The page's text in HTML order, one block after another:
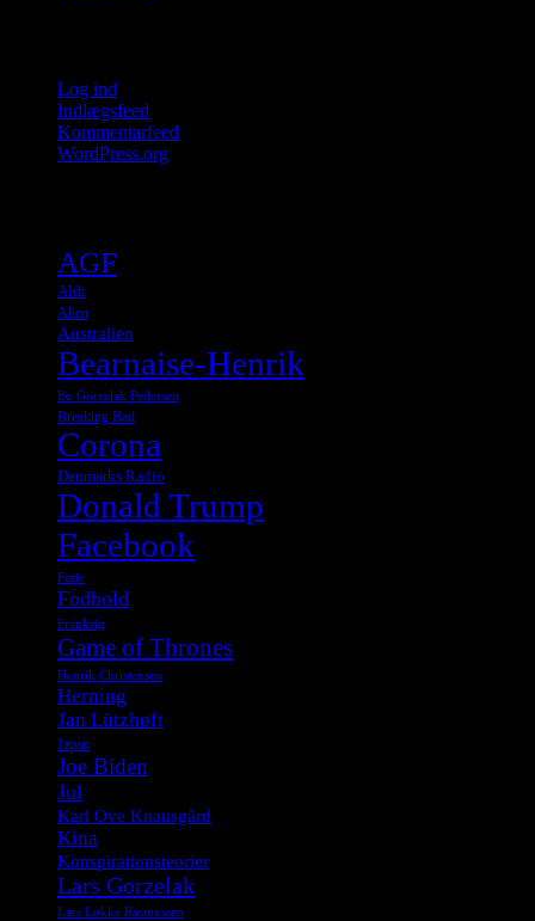
Log ind
Indlægsfeed
Kommentarfeed
WordPress.org
AGF
Aldi
Alien
Australien
Bearnaise-Henrik
Bo Gorzelak Pedersen
Breaking Bad
Corona
Danmarks Radio
Donald Trump
Facebook
Ferie
Fodbold
Frankrig
Game of Thrones
Henrik Christensen
Herning
Jan Lützhøft
Japan
Joe Biden
Jul
Karl Ove Knausgård
Kina
Konspirationsteorier
Lars Gorzelak
Lars Løkke Rasmussen